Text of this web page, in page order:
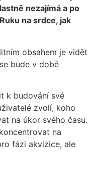
nezajímá a po
na srdce, jak
obsahem je vidět
bude v době
k budování své
zvolí, koho
na úkor svého času.
na
fázi akvizice, ale